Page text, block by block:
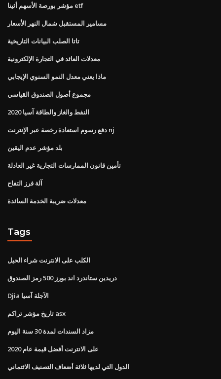
مؤشر بورصة الأسهم أثينا etf
مسامير المستقبل شمال النهر الأسعار
تاتا الصلب البيانات التاريخية
معدلات العائد في التجارة الإلكترونية
ماذا يعني معدل النمو السنوي الإيجابي
مجموع أصول الصندوق القياسي
النفط والغاز والطاقة آسيا 2020
دفع رسوم استعادة رخصة عبر الإنترنت nj
بلد مؤشر عدم اليقين
تأمين قانون الممارسات التجارية غير العادلة
آلة فرز التفاح
معدلات ضريبة الخدمة السائدة
Tags
الكلب على الانترنت شراء الحيل
دريدين ستاندرد اند بورز 500 رمز الصندوق
Djia الآجلة آسيا
تاريخ مؤشر تراكم asx
مزاد السندات لمدة 30 سنة اليوم
على الانترنت أفضل قيمة عام 2020
الدول التي لديها ثلاثة أضعاف التصنيف الائتماني